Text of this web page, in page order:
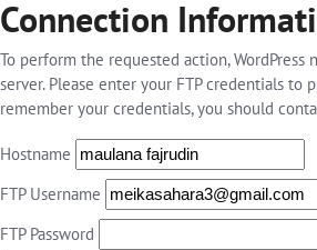
Connection
To perform the requested action, WordPress
server. Please enter your FTP credentials to
remember your credentials, you should
Hostname
FTP Username
FTP Password